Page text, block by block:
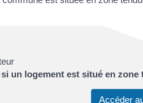
un logement est situé en zone
Accéder